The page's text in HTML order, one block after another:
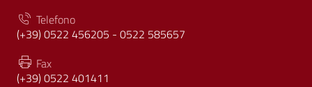
Telefono
(+39) 0522 456205 - 0522 585657
Fax
(+39) 0522 401411